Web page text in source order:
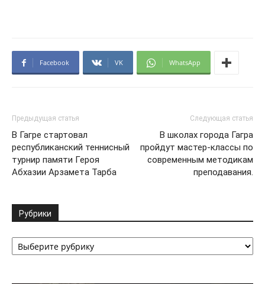
Facebook VK WhatsApp
Предыдущая статья
В Гагре стартовал
республиканский теннисный
турнир памяти Героя
Абхазии Арзамета Тарба
Следующая статья
В школах города Гагра
пройдут мастер-классы по
современным методикам
преподавания.
Рубрики
Рубрики